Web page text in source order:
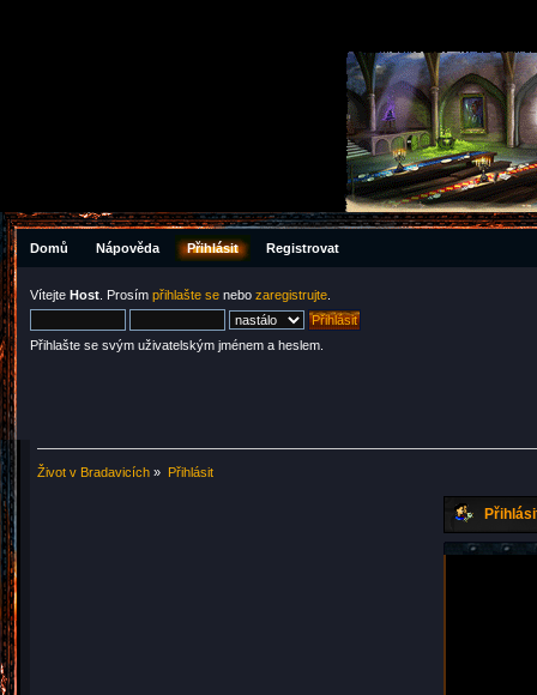
Domů Nápověda Přihlásit Registrovat
Vítejte Host . Prosím přihlašte se nebo zaregistrujte
Přihlašte se svým uživatelským jménem a heslem.
Život v Bradavicích » Přihlásit